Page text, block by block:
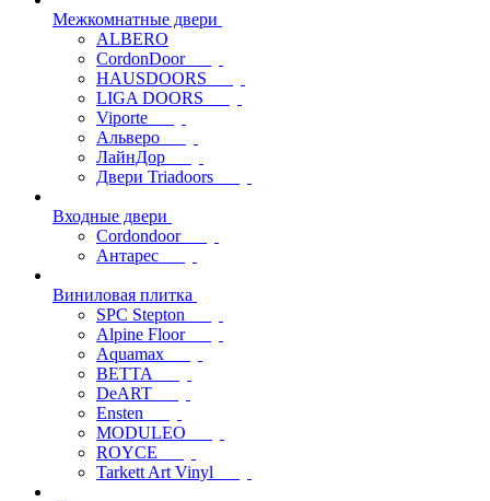
Межкомнатные двери
ALBERO
CordonDoor
HAUSDOORS
LIGA DOORS
Viporte
Альверо
ЛайнДор
Двери Triadoors
Входные двери
Cordondoor
Антарес
Виниловая плитка
SPC Stepton
Alpine Floor
Aquamax
BETTA
DeART
Ensten
MODULEO
ROYCE
Tarkett Art Vinyl